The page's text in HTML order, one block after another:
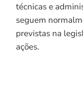
técnicas e
seguem
previstas na
ações.